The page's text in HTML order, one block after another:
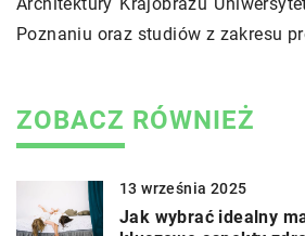
Architektury Krajobrazu
Poznaniu oraz studiów z zakresu
ZOBACZ RÓWNIEŻ
13 września 2025
Jak wybrać idealny